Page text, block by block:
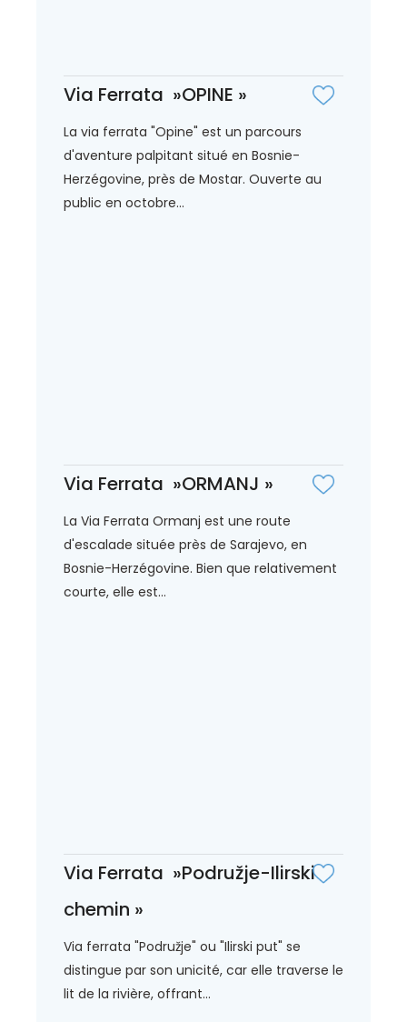
Via Ferrata »OPINE »
La via ferrata "Opine" est un parcours
d'aventure palpitant situé en Bosnie-
Herzégovine, près de Mostar. Ouverte au
public en octobre...
Via Ferrata »ORMANJ »
La Via Ferrata Ormanj est une route
d'escalade située près de Sarajevo, en
Bosnie-Herzégovine. Bien que relativement
courte, elle est...
Via Ferrata »Podružje-Ilirski
chemin »
Via ferrata "Podružje" ou "Ilirski put" se
distingue par son unicité, car elle traverse le
lit de la rivière, offrant...